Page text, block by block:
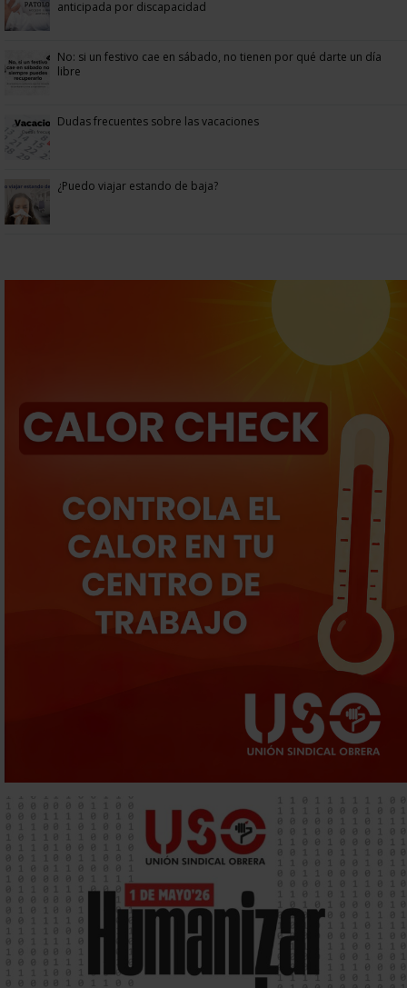
anticipada por discapacidad
No: si un festivo cae en sábado, no tienen por qué darte un día
libre
Dudas frecuentes sobre las vacaciones
¿Puedo viajar estando de baja?